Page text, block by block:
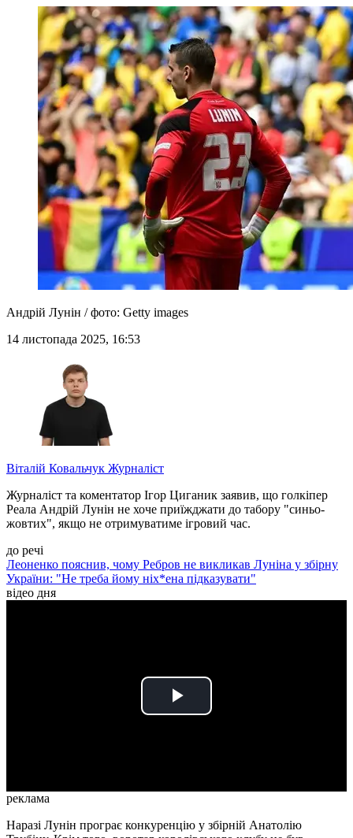
Андрій Лунін / фото: Getty images
14 листопада 2025, 16:53
Віталій Ковальчук Журналіст
Журналіст та коментатор Ігор Циганик заявив, що голкіпер
Реала Андрій Лунін не хоче приїжджати до табору "синьо-
жовтих", якщо не отримуватиме ігровий час.
до речі
Леоненко пояснив, чому Ребров не викликав Луніна у збірну
України: "Не треба йому ніх*ена підказувати"
відео дня
Play
реклама
Наразі Лунін програє конкуренцію у збірній Анатолію